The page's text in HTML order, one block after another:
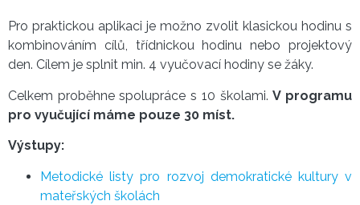
Pro praktickou aplikaci je možno zvolit klasickou hodinu s
kombinováním cílů, třídnickou hodinu nebo projektový
den. Cílem je splnit min. 4 vyučovací hodiny se žáky.
Celkem proběhne spolupráce s 10 školami.V programu
pro vyučující máme pouze 30 míst.
Výstupy:
Metodické listy pro rozvoj demokratické kultury v
mateřských školách